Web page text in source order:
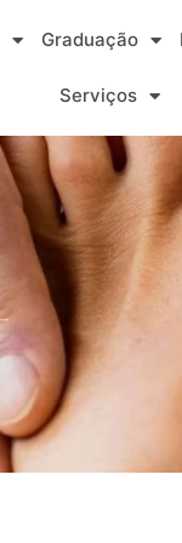
Graduação
Serviços